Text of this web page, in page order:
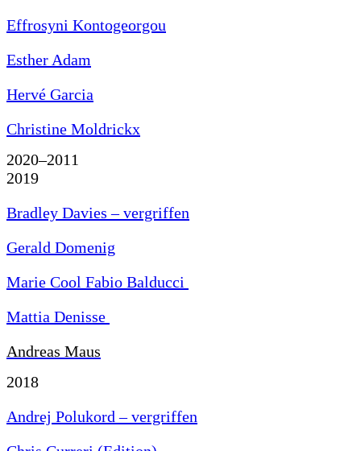
Effrosyni Kontogeorgou
Esther Adam
Hervé Garcia
Christine Moldrickx
2020–2011
2019
Bradley Davies – vergriffen
Gerald Domenig
Marie Cool Fabio Balducci
Mattia Denisse
Andreas Maus
2018
Andrej Polukord – vergriffen